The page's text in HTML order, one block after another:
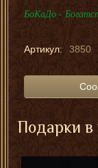
БоКаДо -
Артикул: 3850
Подарки в